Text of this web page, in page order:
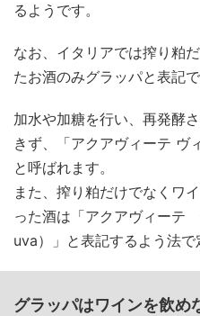
るようです。
なお、イタリアでは搾り粕
たお酒のみグラッパと表記
加水や加糖を行い、再発酵
きず、「アクアヴィーテ ヴ
と呼ばれます。
また、搾り粕だけでなくワ
った酒は「アクアヴィー
uva）」と表記するよう法で
グラッパはワインを飲め